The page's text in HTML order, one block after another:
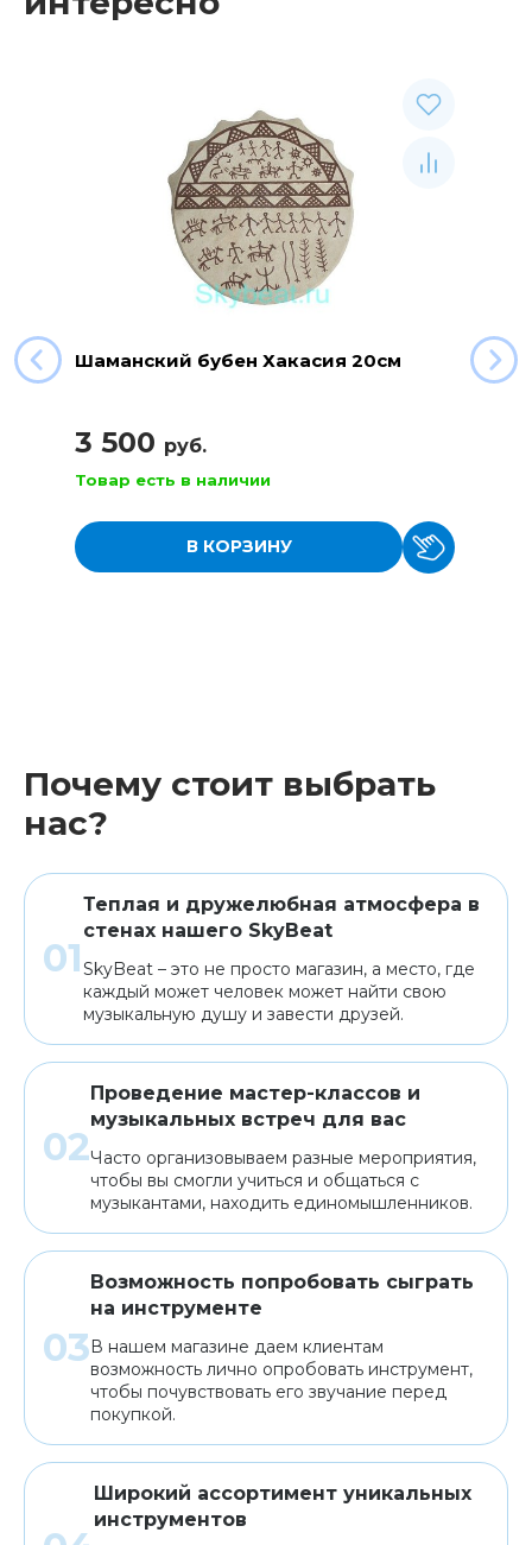
Шаманский бубен Хакасия 20см
3 500 руб.
Товар есть в наличии
В КОРЗИНУ
Почему стоит выбрать
нас?
Теплая и дружелюбная атмосфера в
стенах нашего SkyBeat
SkyBeat – это не просто магазин, а место, где
каждый может человек может найти свою
музыкальную душу и завести друзей.
Проведение мастер-классов и
музыкальных встреч для вас
Часто организовываем разные мероприятия,
чтобы вы смогли учиться и общаться с
музыкантами, находить единомышленников.
Возможность попробовать сыграть
на инструменте
В нашем магазине даем клиентам
возможность лично опробовать инструмент,
чтобы почувствовать его звучание перед
покупкой.
Широкий ассортимент уникальных
инструментов